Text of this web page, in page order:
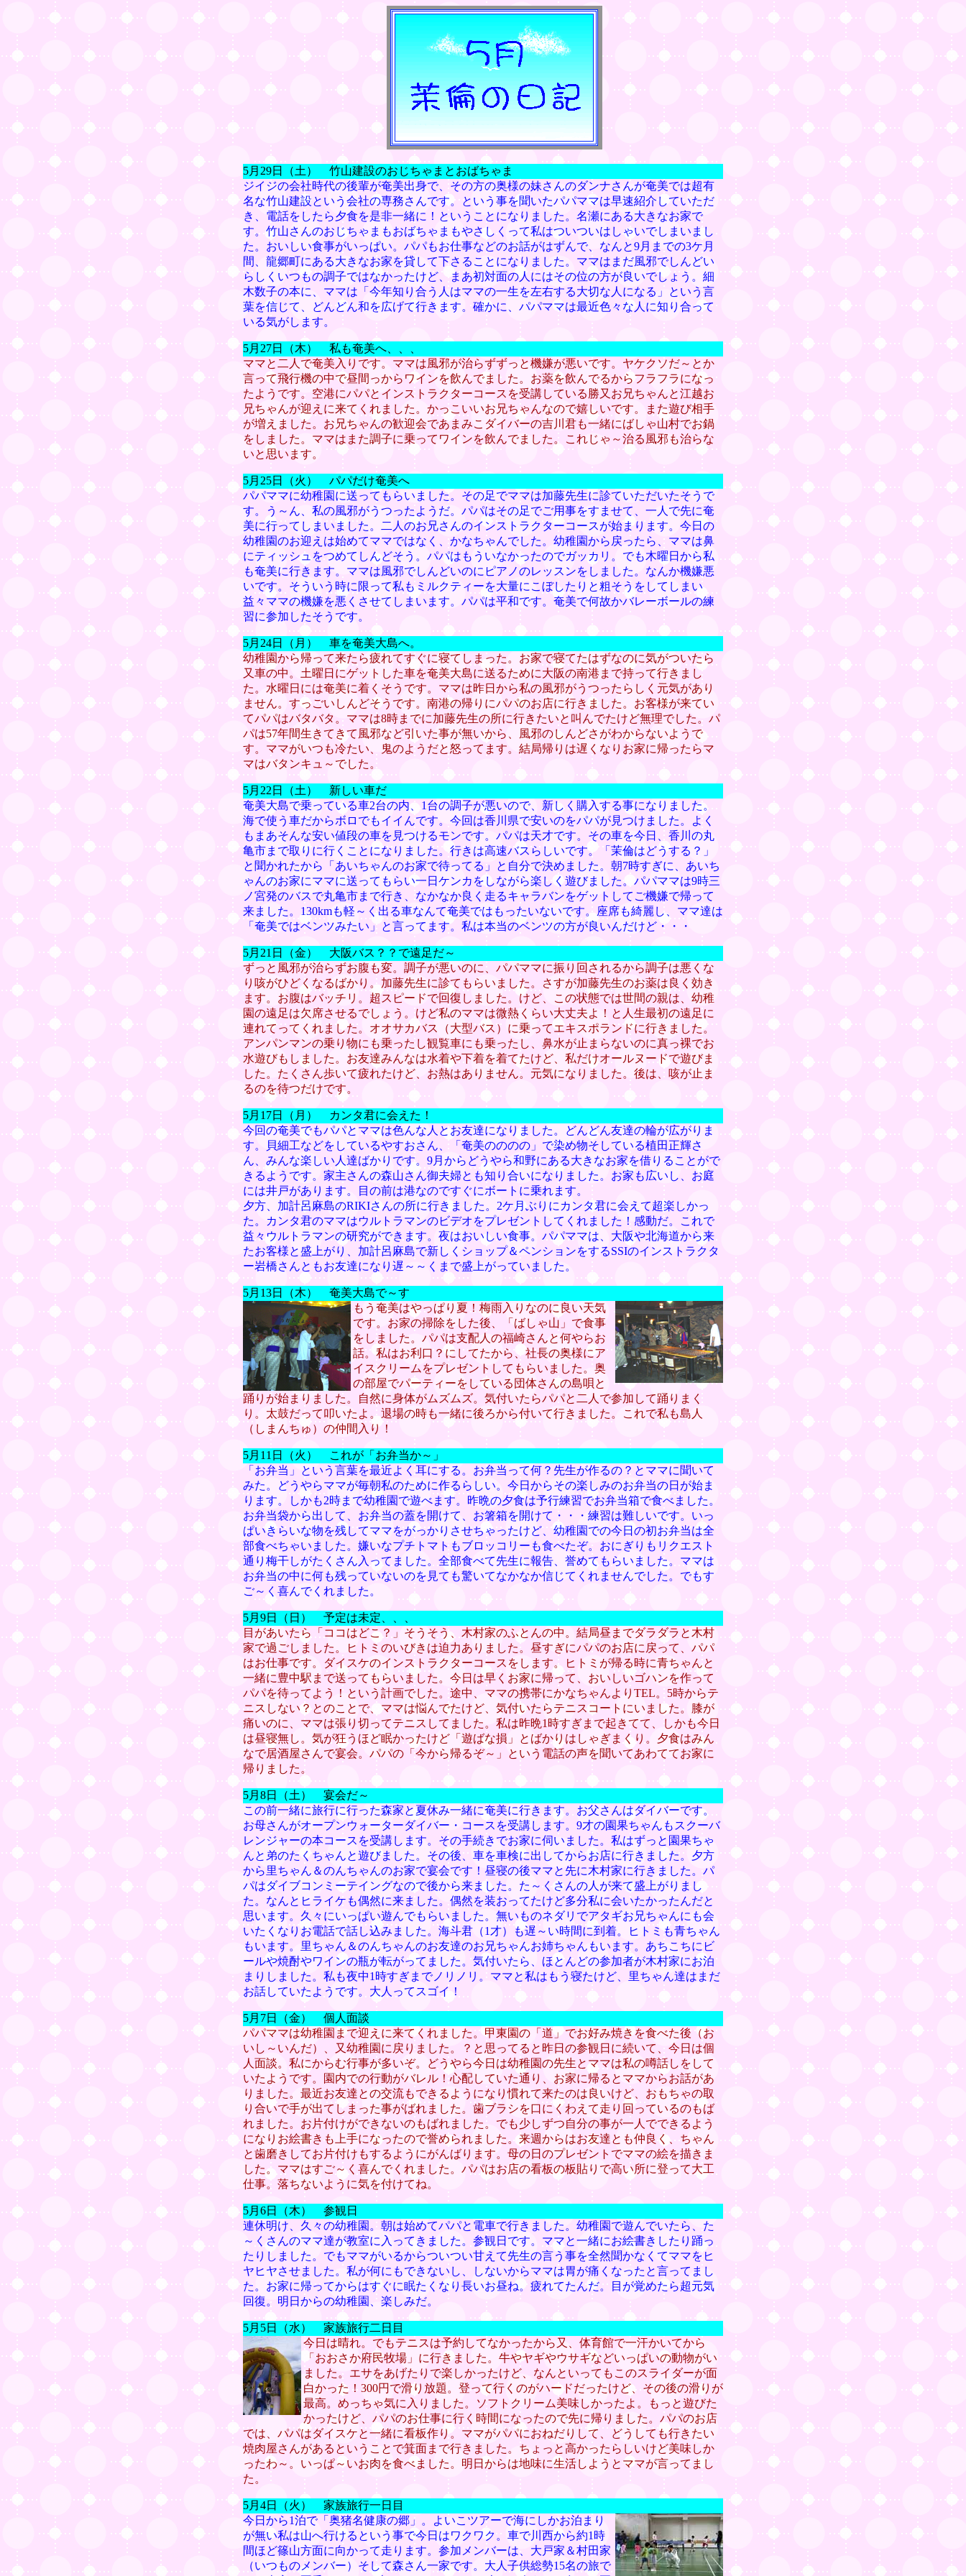
5月29日（土） 竹山建設のおじちゃまとおばちゃま
ジイジの会社時代の後輩が奄美出身で、その方の奥様の妹さんのダンナさんが奄美では超有
名な竹山建設という会社の専務さんです。という事を聞いたパパママは早速紹介していただ
き、電話をしたら夕食を是非一緒に！ということになりました。名瀬にある大きなお家で
す。竹山さんのおじちゃまもおばちゃまもやさしくって私はついついはしゃいでしまいまし
た。おいしい食事がいっぱい。パパもお仕事などのお話がはずんで、なんと9月までの3ケ月
間、龍郷町にある大きなお家を貸して下さることになりました。ママはまだ風邪でしんどい
らしくいつもの調子ではなかったけど、まあ初対面の人にはその位の方が良いでしょう。細
木数子の本に、ママは「今年知り合う人はママの一生を左右する大切な人になる」という言
葉を信じて、どんどん和を広げて行きます。確かに、パパママは最近色々な人に知り合って
いる気がします。
5月27日（木） 私も奄美へ、、、
ママと二人で奄美入りです。ママは風邪が治らずずっと機嫌が悪いです。ヤケクソだ～とか
言って飛行機の中で昼間っからワインを飲んでました。お薬を飲んでるからフラフラになっ
たようです。空港にパパとインストラクターコースを受講している勝又お兄ちゃんと江越お
兄ちゃんが迎えに来てくれました。かっこいいお兄ちゃんなので嬉しいです。また遊び相手
が増えました。お兄ちゃんの歓迎会であまみこダイバーの吉川君も一緒にばしゃ山村でお鍋
をしました。ママはまた調子に乗ってワインを飲んでました。これじゃ～治る風邪も治らな
いと思います。
5月25日（火） パパだけ奄美へ
パパママに幼稚園に送ってもらいました。その足でママは加藤先生に診ていただいたそうで
す。う～ん、私の風邪がうつったようだ。パパはその足でご用事をすませて、一人で先に奄
美に行ってしまいました。二人のお兄さんのインストラクターコースが始まります。今日の
幼稚園のお迎えは始めてママではなく、かなちゃんでした。幼稚園から戻ったら、ママは鼻
にティッシュをつめてしんどそう。パパはもういなかったのでガッカリ。でも木曜日から私
も奄美に行きます。ママは風邪でしんどいのにピアノのレッスンをしました。なんか機嫌悪
いです。そういう時に限って私もミルクティーを大量にこぼしたりと粗そうをしてしまい
益々ママの機嫌を悪くさせてしまいます。パパは平和です。奄美で何故かバレーボールの練
習に参加したそうです。
5月24日（月） 車を奄美大島へ。
幼稚園から帰って来たら疲れてすぐに寝てしまった。お家で寝てたはずなのに気がついたら
又車の中。土曜日にゲットした車を奄美大島に送るために大阪の南港まで持って行きまし
た。水曜日には奄美に着くそうです。ママは昨日から私の風邪がうつったらしく元気があり
ません。すっごいしんどそうです。南港の帰りにパパのお店に行きました。お客様が来てい
てパパはバタバタ。ママは8時までに加藤先生の所に行きたいと叫んでたけど無理でした。パ
パは57年間生きてきて風邪など引いた事が無いから、風邪のしんどさがわからないようで
す。ママがいつも冷たい、鬼のようだと怒ってます。結局帰りは遅くなりお家に帰ったらマ
マはバタンキュ～でした。
5月22日（土） 新しい車だ
奄美大島で乗っている車2台の内、1台の調子が悪いので、新しく購入する事になりました。
海で使う車だからボロでもイイんです。今回は香川県で安いのをパパが見つけました。よく
もまあそんな安い値段の車を見つけるモンです。パパは天才です。その車を今日、香川の丸
亀市まで取りに行くことになりました。行きは高速バスらしいです。「茉倫はどうする？」
と聞かれたから「あいちゃんのお家で待ってる」と自分で決めました。朝7時すぎに、あいち
ゃんのお家にママに送ってもらい一日ケンカをしながら楽しく遊びました。パパママは9時三
ノ宮発のバスで丸亀市まで行き、なかなか良く走るキャラバンをゲットしてご機嫌で帰って
来ました。130kmも軽～く出る車なんて奄美ではもったいないです。座席も綺麗し、ママ達は
「奄美ではベンツみたい」と言ってます。私は本当のベンツの方が良いんだけど・・・
5月21日（金） 大阪バス？？で遠足だ～
ずっと風邪が治らずお腹も変。調子が悪いのに、パパママに振り回されるから調子は悪くな
り咳がひどくなるばかり。加藤先生に診てもらいました。さすが加藤先生のお薬は良く効き
ます。お腹はバッチリ。超スピードで回復しました。けど、この状態では世間の親は、幼稚
園の遠足は欠席させるでしょう。けど私のママは微熱くらい大丈夫よ！と人生最初の遠足に
連れてってくれました。オオサカバス（大型バス）に乗ってエキスポランドに行きました。
アンパンマンの乗り物にも乗ったし観覧車にも乗ったし、鼻水が止まらないのに真っ裸でお
水遊びもしました。お友達みんなは水着や下着を着てたけど、私だけオールヌードで遊びま
した。たくさん歩いて疲れたけど、お熱はありません。元気になりました。後は、咳が止ま
るのを待つだけです。
5月17日（月） カンタ君に会えた！
今回の奄美でもパパとママは色んな人とお友達になりました。どんどん友達の輪が広がりま
す。貝細工などをしているやすおさん、「奄美のののの」で染め物そしている植田正輝さ
ん、みんな楽しい人達ばかりです。9月からどうやら和野にある大きなお家を借りることがで
きるようです。家主さんの森山さん御夫婦とも知り合いになりました。お家も広いし、お庭
には井戸があります。目の前は港なのですぐにボートに乗れます。
夕方、加計呂麻島のRIKIさんの所に行きました。2ケ月ぶりにカンタ君に会えて超楽しかっ
た。カンタ君のママはウルトラマンのビデオをプレゼントしてくれました！感動だ。これで
益々ウルトラマンの研究ができます。夜はおいしい食事。パパママは、大阪や北海道から来
たお客様と盛上がり、加計呂麻島で新しくショップ＆ペンションをするSSIのインストラクタ
ー岩橋さんともお友達になり遅～～くまで盛上がっていました。
5月13日（木） 奄美大島で～す
もう奄美はやっぱり夏！梅雨入りなのに良い天気
です。お家の掃除をした後、「ばしゃ山」で食事
をしました。パパは支配人の福崎さんと何やらお
話。私はお利口？にしてたから、社長の奥様にア
イスクリームをプレゼントしてもらいました。奥
の部屋でパーティーをしている団体さんの島唄と
踊りが始まりました。自然に身体がムズムズ。気付いたらパパと二人で参加して踊りまく
り。太鼓だって叩いたよ。退場の時も一緒に後ろから付いて行きました。これで私も島人
（しまんちゅ）の仲間入り！
5月11日（火） これが「お弁当か～」
「お弁当」という言葉を最近よく耳にする。お弁当って何？先生が作るの？とママに聞いて
みた。どうやらママが毎朝私のために作るらしい。今日からその楽しみのお弁当の日が始ま
ります。しかも2時まで幼稚園で遊べます。昨晩の夕食は予行練習でお弁当箱で食べました。
お弁当袋から出して、お弁当の蓋を開けて、お箸箱を開けて・・・練習は難しいです。いっ
ぱいきらいな物を残してママをがっかりさせちゃったけど、幼稚園での今日の初お弁当は全
部食べちゃいました。嫌いなプチトマトもブロッコリーも食べたぞ。おにぎりもリクエスト
通り梅干しがたくさん入ってました。全部食べて先生に報告、誉めてもらいました。ママは
お弁当の中に何も残っていないのを見ても驚いてなかなか信じてくれませんでした。でもす
ご～く喜んでくれました。
5月9日（日） 予定は未定、、、
目があいたら「ココはどこ？」そうそう、木村家のふとんの中。結局昼までダラダラと木村
家で過ごしました。ヒトミのいびきは迫力ありました。昼すぎにパパのお店に戻って、パパ
はお仕事です。ダイスケのインストラクターコースをします。ヒトミが帰る時に青ちゃんと
一緒に豊中駅まで送ってもらいました。今日は早くお家に帰って、おいしいゴハンを作って
パパを待ってよう！という計画でした。途中、ママの携帯にかなちゃんよりTEL。5時からテ
ニスしない？とのことで、ママは悩んでたけど、気付いたらテニスコートにいました。膝が
痛いのに、ママは張り切ってテニスしてました。私は昨晩1時すぎまで起きてて、しかも今日
は昼寝無し。気が狂うほど眠かったけど「遊ばな損」とばかりはしゃぎまくり。夕食はみん
なで居酒屋さんで宴会。パパの「今から帰るぞ～」という電話の声を聞いてあわててお家に
帰りました。
5月8日（土） 宴会だ～
この前一緒に旅行に行った森家と夏休み一緒に奄美に行きます。お父さんはダイバーです。
お母さんがオープンウォーターダイバー・コースを受講します。9才の園果ちゃんもスクーバ
レンジャーの本コースを受講します。その手続きでお家に伺いました。私はずっと園果ちゃ
んと弟のたくちゃんと遊びました。その後、車を車検に出してからお店に行きました。夕方
から里ちゃん＆のんちゃんのお家で宴会です！昼寝の後ママと先に木村家に行きました。パ
パはダイブコンミーテイングなので後から来ました。た～くさんの人が来て盛上がりまし
た。なんとヒライケも偶然に来ました。偶然を装おってたけど多分私に会いたかったんだと
思います。久々にいっぱい遊んでもらいました。無いものネダリでアタギお兄ちゃんにも会
いたくなりお電話で話し込みました。海斗君（1才）も遅～い時間に到着。ヒトミも青ちゃん
もいます。里ちゃん＆のんちゃんのお友達のお兄ちゃんお姉ちゃんもいます。あちこちにビ
ールや焼酎やワインの瓶が転がってました。気付いたら、ほとんどの参加者が木村家にお泊
まりしました。私も夜中1時すぎまでノリノリ。ママと私はもう寝たけど、里ちゃん達はまだ
お話していたようです。大人ってスゴイ！
5月7日（金） 個人面談
パパママは幼稚園まで迎えに来てくれました。甲東園の「道」でお好み焼きを食べた後（お
いし～いんだ）、又幼稚園に戻りました。？と思ってると昨日の参観日に続いて、今日は個
人面談。私にからむ行事が多いぞ。どうやら今日は幼稚園の先生とママは私の噂話しをして
いたようです。園内での行動がバレル！心配していた通り、お家に帰るとママからお話があ
りました。最近お友達との交流もできるようになり慣れて来たのは良いけど、おもちゃの取
り合いで手が出てしまった事がばれました。歯ブラシを口にくわえて走り回っているのもば
れました。お片付けができないのもばれました。でも少しずつ自分の事が一人でできるよう
になりお絵書きも上手になったので誉められました。来週からはお友達とも仲良く、ちゃん
と歯磨きしてお片付けもするようにがんばります。母の日のプレゼントでママの絵を描きま
した。ママはすご～く喜んでくれました。パパはお店の看板の板貼りで高い所に登って大工
仕事。落ちないように気を付けてね。
5月6日（木） 参観日
連休明け、久々の幼稚園。朝は始めてパパと電車で行きました。幼稚園で遊んでいたら、た
～くさんのママ達が教室に入ってきました。参観日です。ママと一緒にお絵書きしたり踊っ
たりしました。でもママがいるからついつい甘えて先生の言う事を全然聞かなくてママをヒ
ヤヒヤさせました。私が何にもできないし、しないからママは胃が痛くなったと言ってまし
た。お家に帰ってからはすぐに眠たくなり長いお昼ね。疲れてたんだ。目が覚めたら超元気
回復。明日からの幼稚園、楽しみだ。
5月5日（水） 家族旅行二日目
今日は晴れ。でもテニスは予約してなかったから又、体育館で一汗かいてから
「おおさか府民牧場」に行きました。牛やヤギやウサギなどいっぱいの動物がい
ました。エサをあげたりで楽しかったけど、なんといってもこのスライダーが面
白かった！300円で滑り放題。登って行くのがハードだったけど、その後の滑りが
最高。めっちゃ気に入りました。ソフトクリーム美味しかったよ。もっと遊びた
かったけど、パパのお仕事に行く時間になったので先に帰りました。パパのお店
では、パパはダイスケと一緒に看板作り。ママがパパにおねだりして、どうしても行きたい
焼肉屋さんがあるということで箕面まで行きました。ちょっと高かったらしいけど美味しか
ったわ～。いっぱ～いお肉を食べました。明日からは地味に生活しようとママが言ってまし
た。
5月4日（火） 家族旅行一日目
今日から1泊で「奥猪名健康の郷」。よいこツアーで海にしかお泊まり
が無い私は山へ行けるという事で今日はワクワク。車で川西から約1時
間ほど篠山方面に向かって走ります。参加メンバーは、大戸家＆村田家
（いつものメンバー）そして森さん一家です。大人子供総勢15名の旅で